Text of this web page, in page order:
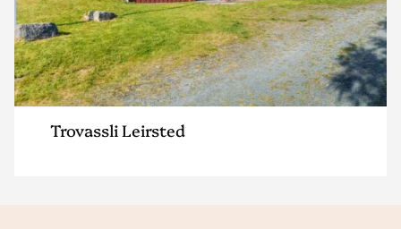
Trovassli Leirsted